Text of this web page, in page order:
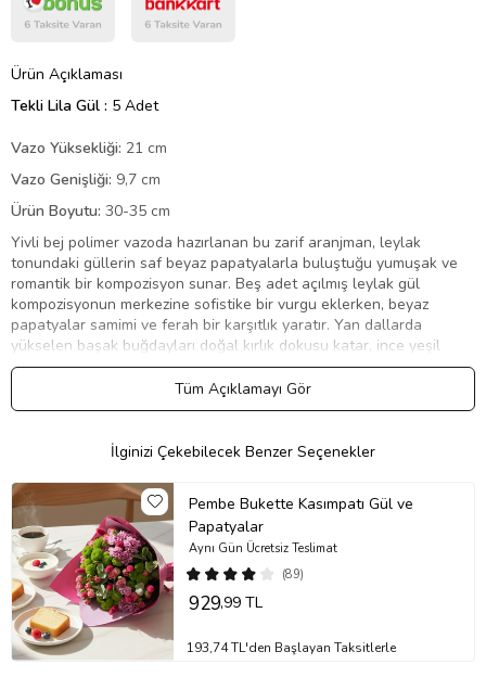
Ürün Açıklaması
Tekli Lila Gül : 5 Adet
Vazo Yüksekliği: 21 cm
Vazo Genişliği: 9,7 cm
Ürün Boyutu: 30-35 cm
Yivli bej polimer vazoda hazırlanan bu zarif aranjman, leylak
tonundaki güllerin saf beyaz papatyalarla buluştuğu yumuşak ve
romantik bir kompozisyon sunar. Beş adet açılmış leylak gül
kompozisyonun merkezine sofistike bir vurgu eklerken, beyaz
papatyalar samimi ve ferah bir karşıtlık yaratır. Yan dallarda
yükselen başak buğdayları doğal kırlık dokusu katar, ince yeşil
dallar araya hava bırakır. Vazonun boynuna bağlanan mor saten
kurdele, paletin son zarif dokunuşunu tamamlar. Hem klasik hem
doğal dekorlara uyum sağlayan dengeli yapısıyla salonun, çalışma
Anlamlı bir jest taşıyan duygusal yapısıyla pek çok özel gün için
Neden Tercih Etmelisiniz?
Leylak gülün sofistike duruşu, beyaz papatyanın samimi yalınlığı ve
başak buğdayın doğal dokusu bir araya geldiğinde, romantik ama
zorlanmamış bir kompozisyon ortaya çıkar. Klasik kırmızı gül
buketinden farklı, daha incelikli bir estetik isteyenler için zarif bir
alternatif sunar. Vazonun yivli yapısı ve nötr bej tonu, çiçekler
tazeliğini kaybettikten sonra da dekoratif bir parça olarak
kullanılabilmesini sağlar. Yıl dönümü, anneler günü ya da samimi bir
Tüm Açıklamayı Gör
İlginizi Çekebilecek Benzer Seçenekler
Pembe Bukette Kasımpatı Gül ve
Papatyalar
(89)
Aynı Gün Ücretsiz Teslimat
929,99 TL
193,74 TL'den Başlayan Taksitlerle